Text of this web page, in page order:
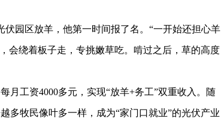
园区放羊，他第一时间报了名。“一开始还担心羊
会绕着板子走，专挑嫩草吃。啃过之后，草的高度
工资4000多元，实现“放羊+务工”双重收入。随
多牧民像叶多一样，成为“家门口就业”的光伏产业